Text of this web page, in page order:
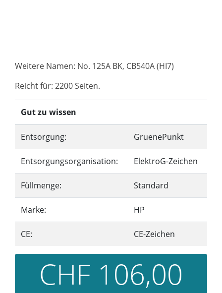
Weitere Namen: No. 125A BK, CB540A (HI7)
Reicht für: 2200 Seiten.
Gut zu wissen
Entsorgung: GruenePunkt
Entsorgungsorganisation: ElektroG-Zeichen
Füllmenge: Standard
Marke: HP
CE: CE-Zeichen
CHF 106,00